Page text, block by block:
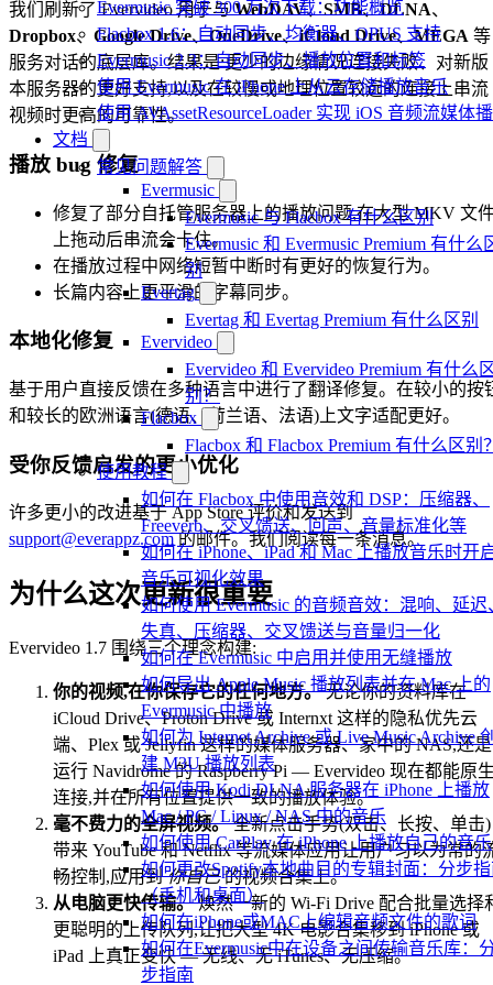
Evermusic 突破 300 万次下载：功能概览
Flacbox 1.6：自动同步、均衡器、OPUS 支持
Evermusic 2.3：自动同步、播放位置和标签
使用 Evermusic 在 iPhone 上从云存储播放音乐
使用 AVAssetResourceLoader 实现 iOS 音频流媒体
文档
常见问题解答
Evermusic
Evermusic 与 Flacbox 有什么区别
Evermusic 和 Evermusic Premium 有什么
别
Evertag
Evertag 和 Evertag Premium 有什么区别
Evervideo
Evervideo 和 Evervideo Premium 有什么
别？
Flacbox
Flacbox 和 Flacbox Premium 有什么区别
使用教程
如何在 Flacbox 中使用音效和 DSP：压缩器、
Freeverb、交叉馈送、回声、音量标准化等
如何在 iPhone、iPad 和 Mac 上播放音乐时开
音乐可视化效果
如何使用 Evermusic 的音频音效：混响、延迟
失真、压缩器、交叉馈送与音量归一化
如何在 Evermusic 中启用并使用无缝播放
如何导出 Apple Music 播放列表并在 Mac 上的
Evermusic 中播放
如何为 Internet Archive 或 Live Music Archive
建 M3U 播放列表
如何使用 Kodi DLNA 服务器在 iPhone 上播放
Mac / PC / Linux / NAS 中的音乐
如何使用 CarPlay 在 iPhone 上播放自己的音乐
如何更改Spotify本地曲目的专辑封面：分步
（手机和桌面）
如何在iPhone或MAC上编辑音频文件的歌词
如何在Evermusic中在设备之间传输音乐库：
步指南
我们刷新了 Evervideo 用于与WebDAV、SMB、DLNA、
Dropbox、 Google Drive、OneDrive、iCloud Drive、MEGA 等
服务对话的底层库。结果是:更少的边缘情况连接失败、对新版
本服务器的更好支持,以及在较慢或地理位置较远的连接上串流
视频时更高的可靠性。
播放 bug 修复
修复了部分自托管服务器上的播放问题,在大型 MKV 文
上拖动后串流会卡住。
在播放过程中网络短暂中断时有更好的恢复行为。
长篇内容上更平滑的字幕同步。
本地化修复
基于用户直接反馈在多种语言中进行了翻译修复。在较小的按
和较长的欧洲语言(德语、荷兰语、法语)上文字适配更好。
受你反馈启发的更小优化
许多更小的改进基于 App Store 评价和发送到
support@everappz.com的邮件。我们阅读每一条消息。
为什么这次更新很重要
Evervideo 1.7 围绕三个理念构建:
你的视频,在你保存它的任何地方。无论你的资料库在
iCloud Drive、Proton Drive 或 Internxt 这样的隐私优先云
端、Plex 或 Jellyfin 这样的媒体服务器、家中的 NAS,还是
运行 Navidrome 的 Raspberry Pi — Evervideo 现在都能原
连接,并在所有位置提供一致的播放体验。
毫不费力的全屏视频。全新点击手势(双击、长按、单击)
带来 YouTube 和 Netflix 等流媒体应用让用户习以为常的
畅控制,应用到你自己的视频合集上。
从电脑更快传输。焕然一新的 Wi-Fi Drive 配合批量选择
更聪明的上传队列,让把大型 4K 电影合集移到 iPhone 或
iPad 上真正变快 — 无线、无 iTunes、无压缩。